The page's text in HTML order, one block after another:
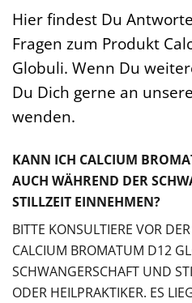
Hier findest Du
Fragen zum Produkt
Globuli. Wenn Du
Du Dich gerne an
wenden.
KANN ICH CALCIUM
AUCH WÄHREND DER
STILLZEIT EINNEHMEN?
BITTE KONSULTIERE VOR
CALCIUM BROMATUM D12
SCHWANGERSCHAFT UND
ODER HEILPRAKTIKER. ES